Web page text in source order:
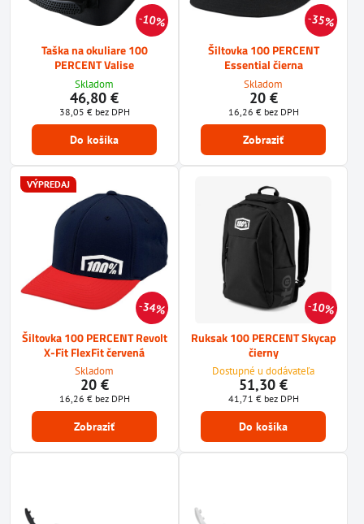
10%
Taška na okuliare 100
PERCENT Valise
Skladom
46,80 €
38,05 € bez DPH
Do košíka
35%
Šiltovka 100 PERCENT
Essential čierna
Skladom
20 €
16,26 € bez DPH
Zobraziť
34%
VÝPREDAJ
Šiltovka 100 PERCENT Revolt
X-Fit FlexFit červená
Skladom
20 €
16,26 € bez DPH
Zobraziť
10%
Ruksak 100 PERCENT Skycap
čierny
Dostupné u dodávateľa
51,30 €
41,71 € bez DPH
Do košíka